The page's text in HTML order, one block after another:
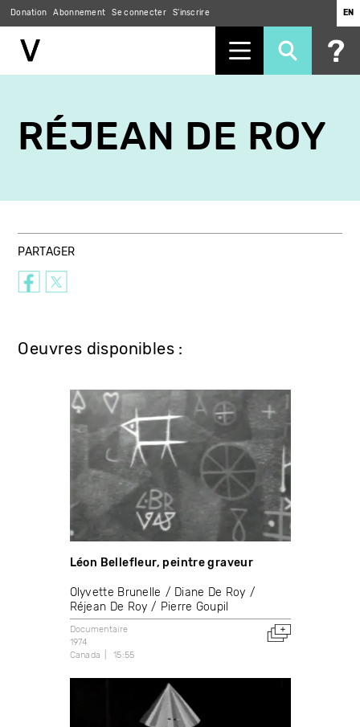
contenu
principal
Donation Abonnement Se connecter S'inscrire EN
RÉJEAN DE ROY
PARTAGER
Oeuvres disponibles :
Léon Bellefleur, peintre graveur
Olyvette Brunelle
Diane De Roy
Réjean De Roy
Pierre Goupil
Documentaire
1974
Canada
15:55